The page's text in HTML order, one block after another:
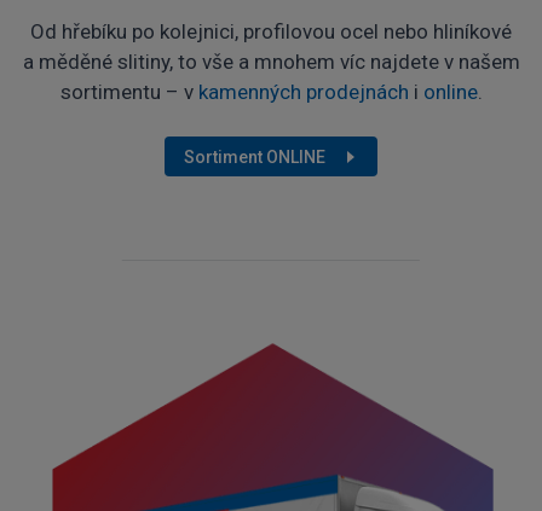
Od hřebíku po kolejnici, profilovou ocel nebo hliníkové
a měděné slitiny, to vše a mnohem víc najdete v našem
sortimentu – v kamenných prodejnách i online.
Sortiment ONLINE